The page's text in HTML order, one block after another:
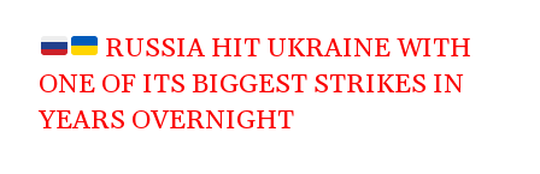
RUSSIA HIT UKRAINE WITH
ONE OF ITS BIGGEST STRIKES IN
YEARS OVERNIGHT